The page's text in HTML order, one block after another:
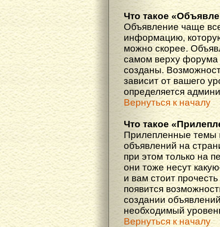
Что такое
Объявление чаще
информацию,
можно скорее.
самом верху форума
созданы.
зависит от вашего
определяется
Вернуться к началу
Что такое
Прилепленные темы
объявлений на
при этом только на
они тоже несут
и вам стоит
появится
создании
необходимый
Вернуться к началу